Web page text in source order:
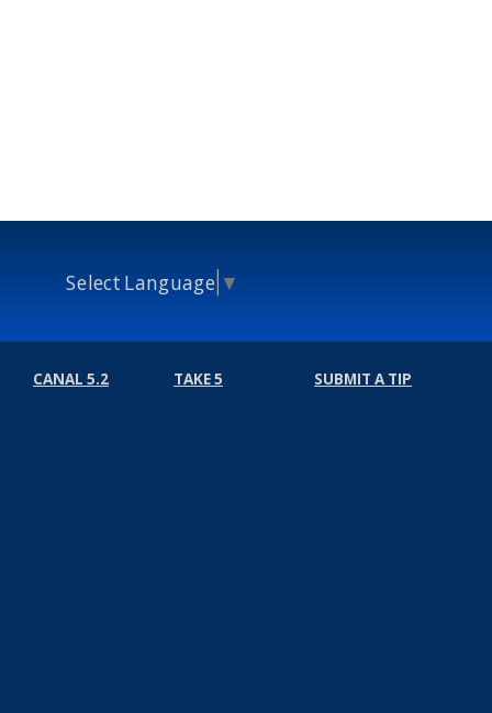
Select Language ▼
CANAL 5.2 TAKE 5 SUBMIT A TIP